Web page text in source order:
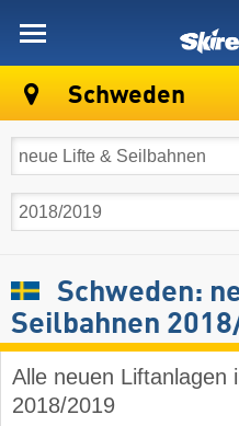
Schweden
Schweden:
Seilbahnen
Alle neuen Liftanlagen
2018/2019